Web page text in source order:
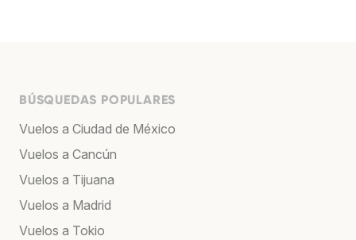
BÚSQUEDAS POPULARES
Vuelos a Ciudad de México
Vuelos a Cancún
Vuelos a Tijuana
Vuelos a Madrid
Vuelos a Tokio